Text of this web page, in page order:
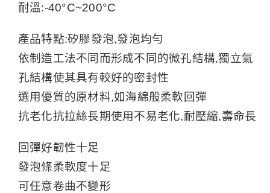
耐溫:-40°C~200°C
產品特點:矽膠發泡,發泡均勻
依制造工法不同而形成不同的微孔結構,獨立氣
孔結構使其具有較好的密封性
選用優質的原材料,如海綿般柔軟回彈
抗老化抗拉絲長期使用不易老化,耐壓縮,壽命長
回彈好韌性十足
發泡條柔軟度十足
可任意卷曲不變形